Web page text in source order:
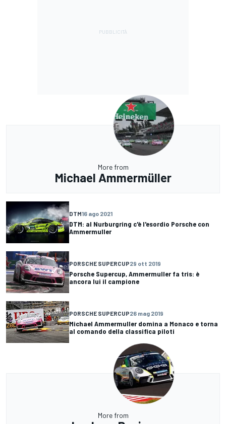
More from
Michael Ammermüller
DTM16 ago 2021
DTM: al Nurburgring c'è l'esordio Porsche con
Ammermuller
PORSCHE SUPERCUP29 ott 2019
Porsche Supercup, Ammermuller fa tris: è
ancora lui il campione
PORSCHE SUPERCUP26 mag 2019
Michael Ammermuller domina a Monaco e torna
al comando della classifica piloti
More from